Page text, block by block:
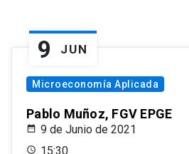
9 JUN
Microeconomía Aplicada
Pablo Muñoz, FGV EPGE
9 de Junio de 2021
15:30